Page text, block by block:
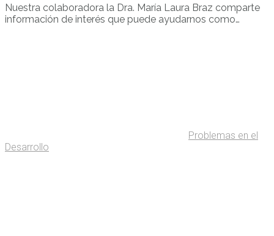
Nuestra colaboradora la Dra. María Laura Braz comparte
información de interés que puede ayudarnos como…
Problemas en el
Desarrollo